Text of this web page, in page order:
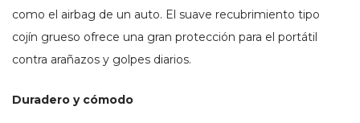
como el airbag de un auto. El suave recubrimiento tipo
cojín grueso ofrece una gran protección para el portátil
contra arañazos y golpes diarios.
Duradero y cómodo